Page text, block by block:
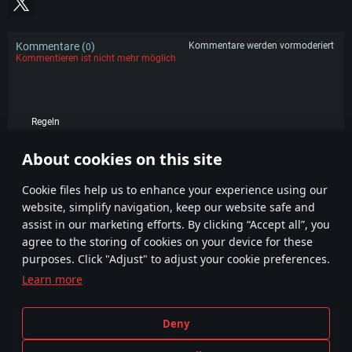
About cookies on this site
Сookie files help us to enhance your experience using our
website, simplify navigation, keep our website safe and
assist in our marketing efforts. By clicking “Accept all”, you
agree to the storing of cookies on your device for these
purposes. Click "Adjust" to adjust your cookie preferences.
Learn more
Deny
Kommentare (0)
Kommentare werden vormoderiert
Kommentieren ist nicht mehr möglich
Regeln